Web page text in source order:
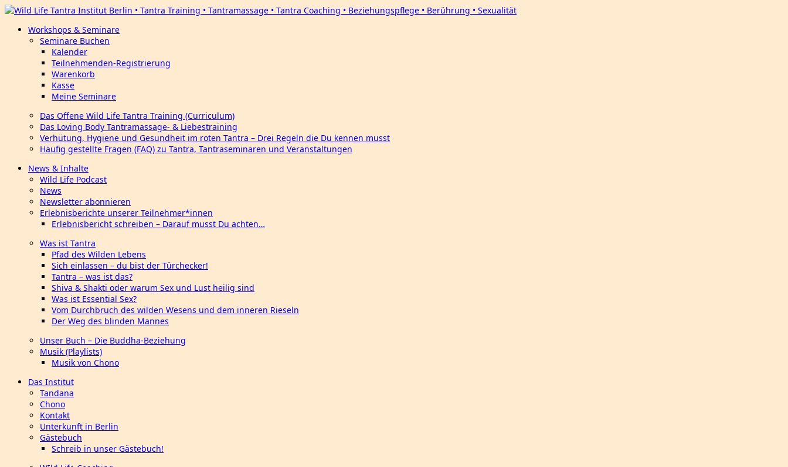
Workshops & Seminare
Seminare Buchen
Kalender
Teilnehmenden-Registrierung
Warenkorb
Kasse
Meine Seminare
Das Offene Wild Life Tantra Training (Curriculum)
Das Loving Body Tantramassage- & Liebestraining
Verhütung, Hygiene und Gesundheit im roten Tantra – Drei Regeln die Du kennen musst
Häufig gestellte Fragen (FAQ) zu Tantra, Tantraseminaren und Veranstaltungen
News & Inhalte
Wild Life Podcast
News
Newsletter abonnieren
Erlebnisberichte unserer Teilnehmer*innen
Erlebnisbericht schreiben – Darauf musst Du achten…
Was ist Tantra
Pfad des Wilden Lebens
Sich einlassen – du bist der Türchecker!
Tantra – was ist das?
Shiva & Shakti oder warum Sex und Lust heilig sind
Was ist Essential Sex?
Vom Durchbruch des wilden Wesens und dem inneren Rieseln
Der Weg des blinden Mannes
Unser Buch – Die Buddha-Beziehung
Musik (Playlists)
Musik von Chono
Das Institut
Tandana
Chono
Kontakt
Unterkunft in Berlin
Gästebuch
Schreib in unser Gästebuch!